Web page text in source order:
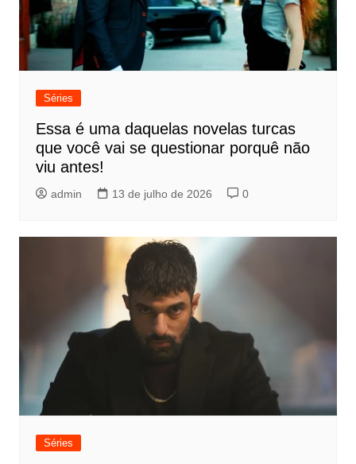
Séries
Essa é uma daquelas novelas turcas
que você vai se questionar porquê não
viu antes!
admin 13 de julho de 2026 0
Séries